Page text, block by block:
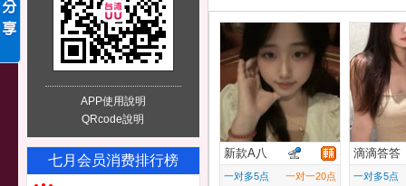
APP使用說明
QRcode說明
七月会员消费排行榜 新款A八
一对多5点 一对一20点
滴滴答答
一对多5点